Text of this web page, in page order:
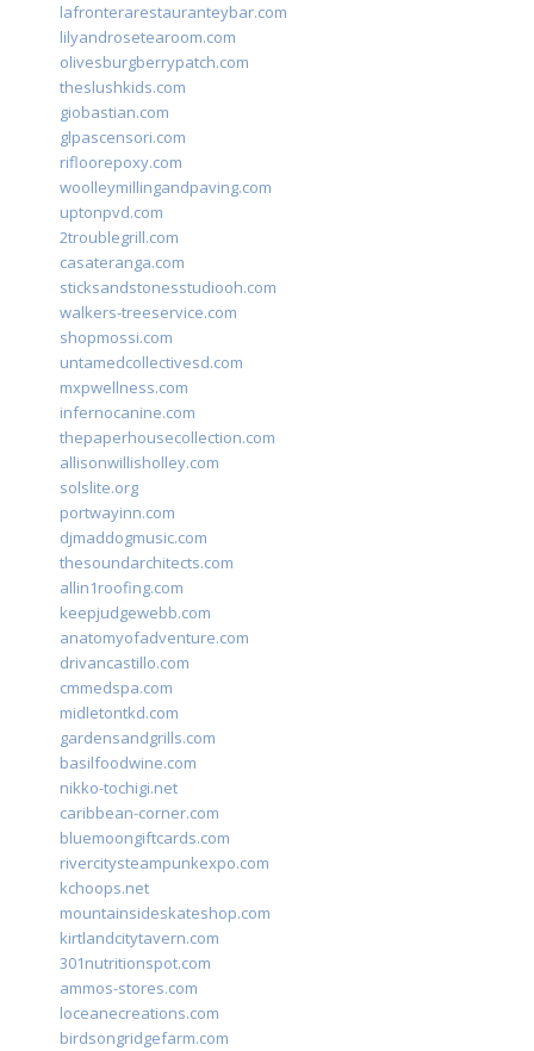
lafronterarestauranteybar.com
lilyandrosetearoom.com
olivesburgberrypatch.com
theslushkids.com
giobastian.com
glpascensori.com
rifloorepoxy.com
woolleymillingandpaving.com
uptonpvd.com
2troublegrill.com
casateranga.com
sticksandstonesstudiooh.com
walkers-treeservice.com
shopmossi.com
untamedcollectivesd.com
mxpwellness.com
infernocanine.com
thepaperhousecollection.com
allisonwillisholley.com
solslite.org
portwayinn.com
djmaddogmusic.com
thesoundarchitects.com
allin1roofing.com
keepjudgewebb.com
anatomyofadventure.com
drivancastillo.com
cmmedspa.com
midletontkd.com
gardensandgrills.com
basilfoodwine.com
nikko-tochigi.net
caribbean-corner.com
bluemoongiftcards.com
rivercitysteampunkexpo.com
kchoops.net
mountainsideskateshop.com
kirtlandcitytavern.com
301nutritionspot.com
ammos-stores.com
loceanecreations.com
birdsongridgefarm.com